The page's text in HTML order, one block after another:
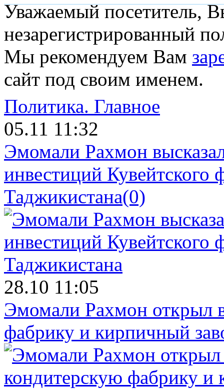
Уважаемый посетитель,
незарегистрированный
Мы рекомендуем Вам
сайт под своим именем.
Политика. Главное
05.11 11:32
Эмомали Рахмон
инвестиций Кувейтского
Таджикистана(0)
28.10 11:05
Эмомали Рахмон открыл
фабрику и кирпичный